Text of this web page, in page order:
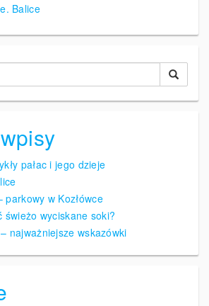
Balice
pałac i jego dzieje
parkowy w Kozłówce
świeżo wyciskane soki?
najważniejsze wskazówki